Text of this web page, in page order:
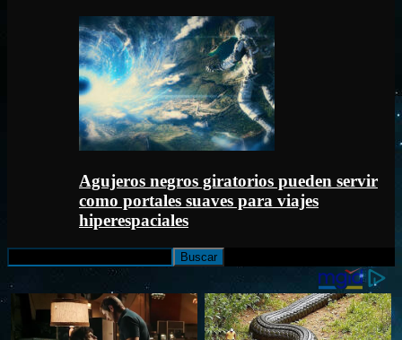
Agujeros negros giratorios pueden servir
como portales suaves para viajes
hiperespaciales